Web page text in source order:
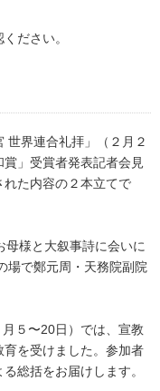
ださい。
界連合礼拝」（２月２
」受賞者発表記者会見
た内容の２本立てで
様と大叙事詩に会いに
場で鄭元周・天務院副院
５〜20日）では、宣教
を受けました。参加者
総括をお届けします。